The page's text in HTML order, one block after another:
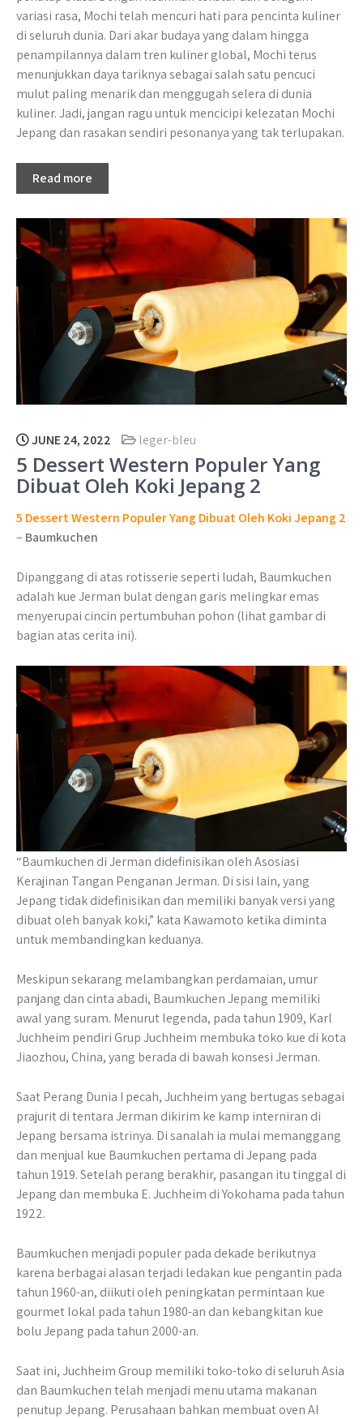
variasi rasa, Mochi telah mencuri hati para pencinta kuliner
di seluruh dunia. Dari akar budaya yang dalam hingga
penampilannya dalam tren kuliner global, Mochi terus
menunjukkan daya tariknya sebagai salah satu pencuci
mulut paling menarik dan menggugah selera di dunia
kuliner. Jadi, jangan ragu untuk mencicipi kelezatan Mochi
Jepang dan rasakan sendiri pesonanya yang tak terlupakan.
Read more
JUNE 24, 2022 leger-bleu
5 Dessert Western Populer Yang
Dibuat Oleh Koki Jepang 2
5 Dessert Western Populer Yang Dibuat Oleh Koki Jepang 2
– Baumkuchen
Dipanggang di atas rotisserie seperti ludah, Baumkuchen
adalah kue Jerman bulat dengan garis melingkar emas
menyerupai cincin pertumbuhan pohon (lihat gambar di
bagian atas cerita ini).
“Baumkuchen di Jerman didefinisikan oleh Asosiasi
Kerajinan Tangan Penganan Jerman. Di sisi lain, yang
Jepang tidak didefinisikan dan memiliki banyak versi yang
dibuat oleh banyak koki,” kata Kawamoto ketika diminta
untuk membandingkan keduanya.
Meskipun sekarang melambangkan perdamaian, umur
panjang dan cinta abadi, Baumkuchen Jepang memiliki
awal yang suram. Menurut legenda, pada tahun 1909, Karl
Juchheim pendiri Grup Juchheim membuka toko kue di kota
Jiaozhou, China, yang berada di bawah konsesi Jerman.
Saat Perang Dunia I pecah, Juchheim yang bertugas sebagai
prajurit di tentara Jerman dikirim ke kamp interniran di
Jepang bersama istrinya. Di sanalah ia mulai memanggang
dan menjual kue Baumkuchen pertama di Jepang pada
tahun 1919. Setelah perang berakhir, pasangan itu tinggal di
Jepang dan membuka E. Juchheim di Yokohama pada tahun
1922.
Baumkuchen menjadi populer pada dekade berikutnya
karena berbagai alasan terjadi ledakan kue pengantin pada
tahun 1960-an, diikuti oleh peningkatan permintaan kue
gourmet lokal pada tahun 1980-an dan kebangkitan kue
bolu Jepang pada tahun 2000-an.
Saat ini, Juchheim Group memiliki toko-toko di seluruh Asia
dan Baumkuchen telah menjadi menu utama makanan
penutup Jepang. Perusahaan bahkan membuat oven AI